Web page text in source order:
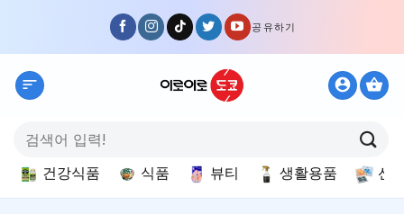
content
공유하기
색:
건강식품 식품 뷰티 생활용품 선